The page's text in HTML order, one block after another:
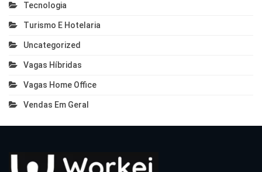
Tecnologia
Turismo E Hotelaria
Uncategorized
Vagas Híbridas
Vagas Home Office
Vendas Em Geral